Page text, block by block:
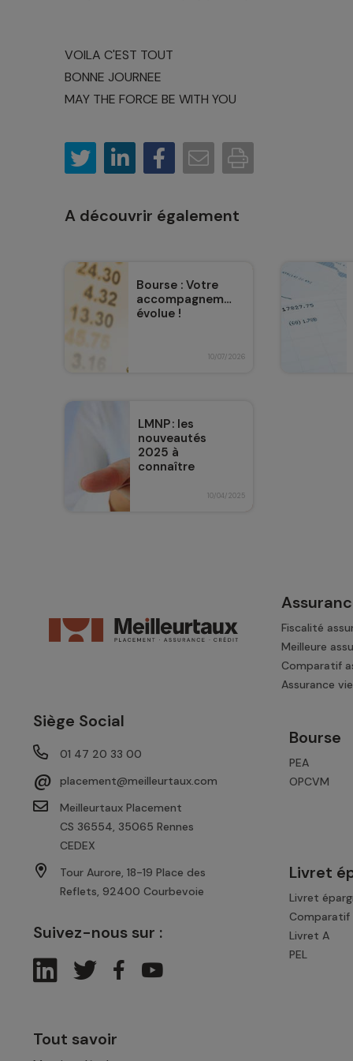
VOILA C'EST TOUT
BONNE JOURNEE
MAY THE FORCE BE WITH YOU
A découvrir également
Bourse : Votre
accompagnement
évolue !
10/07/2026
LMNP : les
nouveautés
2025 à
connaître
10/04/2025
Siège Social
01 47 20 33 00
@
placement@meilleurtaux.com
Meilleurtaux Placement
CS 36554, 35065 Rennes
CEDEX
Tour Aurore, 18-19 Place des
Reflets, 92400 Courbevoie
Suivez-nous sur :
Tout savoir
Fiscalité
Meilleure
Comparatif
Assurance
Bourse
PEA
OPCVM
Livret
Livret
Comparatif
Livret A
PEL